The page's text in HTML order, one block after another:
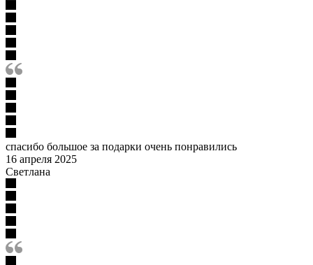
спасибо большое за подарки очень понравились
16 апреля 2025
Светлана